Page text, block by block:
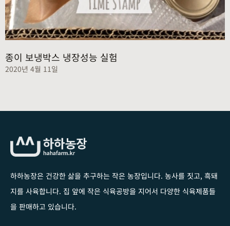
종이 보냉박스 냉장성능 실험
2020년 4월 11일
하하농장은 건강한 삶을 추구하는 작은 농장입니다. 농사를 짓고, 흑돼
지를 사육합니다. 집 앞에 작은 식육공방을 지어서 다양한 식육제품들
을 판매하고 있습니다.